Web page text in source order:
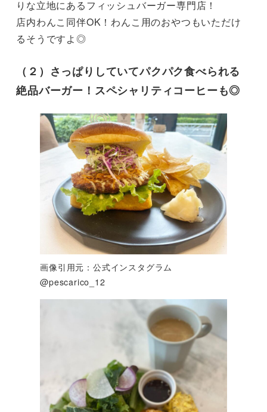
りな立地にあるフィッシュバーガー専門店！
店内わんこ同伴OK！わんこ用のおやつもいただけ
るそうですよ◎
（２）さっぱりしていてパクパク食べられる
絶品バーガー！スペシャリティコーヒーも◎
画像引用元：公式インスタグラム
@pescarico_12